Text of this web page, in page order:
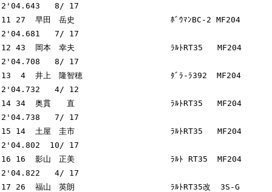
2'04.643   8/ 17
11 27  早田　岳史　　　　　　          ﾎﾞｳﾏﾝBC-2 MF204
2'04.681   7/ 17
12 43  岡本　幸夫　　　　　　          ﾗﾙﾄRT35   MF204
2'04.708   8/ 17
13  4  井上　隆智穂　　　　　          ﾀﾞﾗ-ﾗ392  MF204
2'04.732   4/ 12
14 34  奥貫　　直　　　　　　          ﾗﾙﾄRT35   MF204
2'04.738   7/ 17
15 14  土屋　圭市　　　　　　          ﾗﾙﾄRT35   MF204
2'04.802  10/ 17
16 16  影山　正美　　　　　　          ﾗﾙﾄ RT35  MF204
2'04.822   4/ 17
17 26  福山　英朗　　　　　　          ﾗﾙﾄRT35改  3S-G